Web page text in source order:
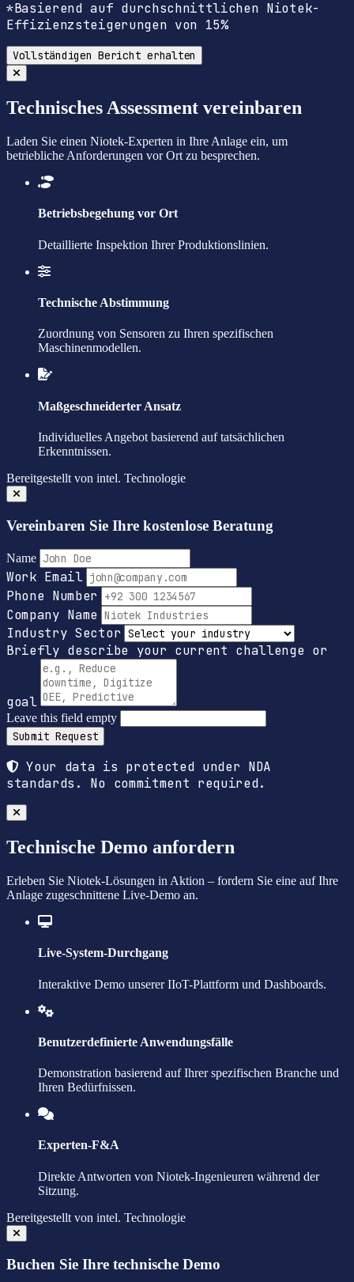
*Basierend auf durchschnittlichen Niotek-
Effizienzsteigerungen von 15%
Vollständigen Bericht erhalten
Technisches Assessment vereinbaren
Laden Sie einen Niotek-Experten in Ihre Anlage ein, um
betriebliche Anforderungen vor Ort zu besprechen.
Betriebsbegehung vor Ort
Detaillierte Inspektion Ihrer Produktionslinien.
Technische Abstimmung
Zuordnung von Sensoren zu Ihren spezifischen
Maschinenmodellen.
Maßgeschneiderter Ansatz
Individuelles Angebot basierend auf tatsächlichen
Erkenntnissen.
Bereitgestellt von intel. Technologie
Vereinbaren Sie Ihre kostenlose Beratung
Name
Work Email
Phone Number
Company Name
Industry Sector
Briefly describe your current challenge or
goal
Leave this field empty
Submit Request
Your data is protected under NDA
standards. No commitment required.
Technische Demo anfordern
Erleben Sie Niotek-Lösungen in Aktion – fordern Sie eine auf Ihre
Anlage zugeschnittene Live-Demo an.
Live-System-Durchgang
Interaktive Demo unserer IIoT-Plattform und Dashboards.
Benutzerdefinierte Anwendungsfälle
Demonstration basierend auf Ihrer spezifischen Branche und
Ihren Bedürfnissen.
Experten-F&A
Direkte Antworten von Niotek-Ingenieuren während der
Sitzung.
Bereitgestellt von intel. Technologie
Buchen Sie Ihre technische Demo